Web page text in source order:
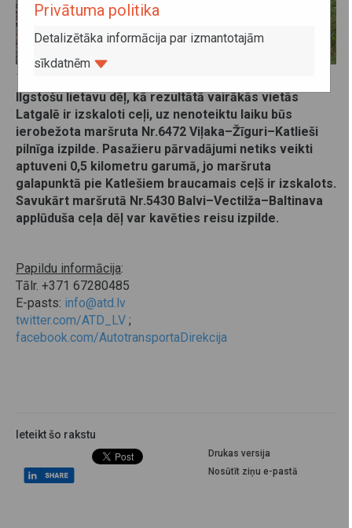
14. septembris 2017
Ilgstošu lietavu dēļ, kā rezultātā vairākās vietās
Latgalē ir izskaloti ceļi, uz nenoteiktu laiku būs
ierobežota maršruta Nr.6472 Viļaka–Žīguri–Katlieši
pilnīga izpilde. Pasažieru pārvadājumi netiks veikti
aptuveni 0,5 kilometru garumā, jo maršruta
galapunktā pie Katlešiem braucamais ceļš ir izskalots.
Savukārt maršrutā Nr.5430 Balvi–Vectilža–Baltinava
applūduša ceļa dēļ var kavēties reisu izpilde.
Papildu informācija:
Tālr. +371 67280485
E-pasts: info@atd.lv
twitter.com/ATD_LV ;
facebook.com/AutotransportaDirekcija
Ieteikt šo rakstu
Drukas versija
Nosūtīt ziņu e-pastā
Privātuma politika
Detalizētāka informācija par izmantotajām
sīkdatnēm